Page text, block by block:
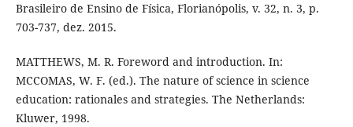
Brasileiro de Ensino de Física, Florianópolis, v. 32, n. 3, p.
703-737, dez. 2015.
MATTHEWS, M. R. Foreword and introduction. In:
MCCOMAS, W. F. (ed.). The nature of science in science
education: rationales and strategies. The Netherlands:
Kluwer, 1998.